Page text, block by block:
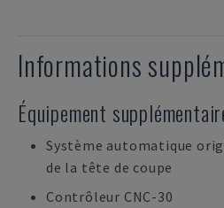
Informations
Équipement
Système automatique
de la tête de coupe
Contrôleur CNC-30